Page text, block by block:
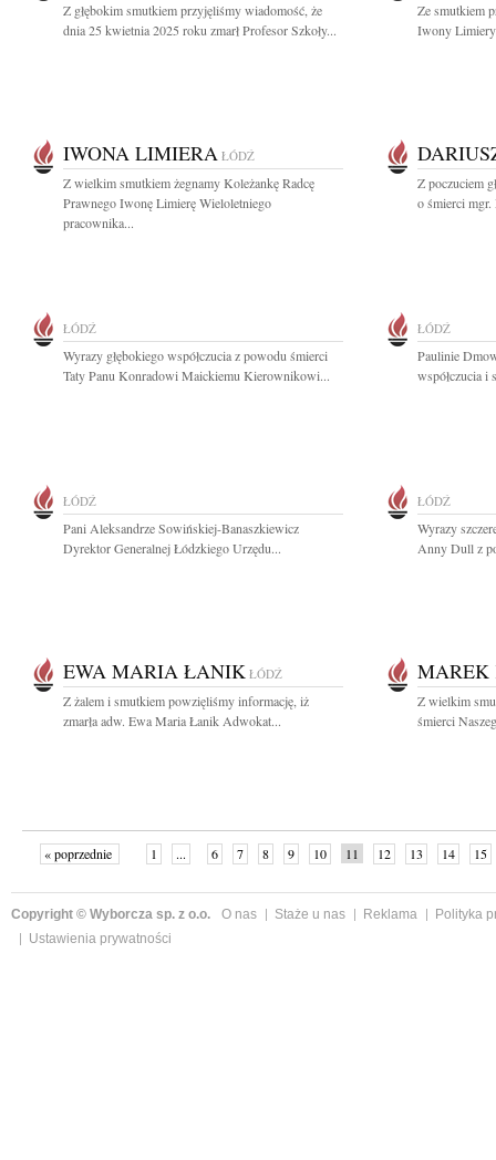
Z głębokim smutkiem przyjęliśmy wiadomość, że
dnia 25 kwietnia 2025 roku zmarł Profesor Szkoły...
Ze smutkiem
Iwony
IWONA LIMIERA ŁÓDŹ
Z wielkim smutkiem żegnamy Koleżankę Radcę
Prawnego Iwonę Limierę Wieloletniego
pracownika...
Z poczuciem
o śmierci
ŁÓDŹ
Wyrazy głębokiego współczucia z powodu śmierci
Taty Panu Konradowi Maickiemu Kierownikowi...
ŁÓDŹ
Paulinie
współczucia i
ŁÓDŹ
Pani Aleksandrze Sowińskiej-Banaszkiewicz
Dyrektor Generalnej Łódzkiego Urzędu...
ŁÓDŹ
Wyrazy
Anny Dull z
EWA MARIA ŁANIK ŁÓDŹ
Z żalem i smutkiem powzięliśmy informację, iż
zmarła adw. Ewa Maria Łanik Adwokat...
Z wielkim
śmierci
« poprzednie 1 ... 6 7 8 9 10 11 12 13 14 15
Copyright © Wyborcza sp. z o.o. O nas Staże u nas Reklama
Polityka
Ustawienia prywatności